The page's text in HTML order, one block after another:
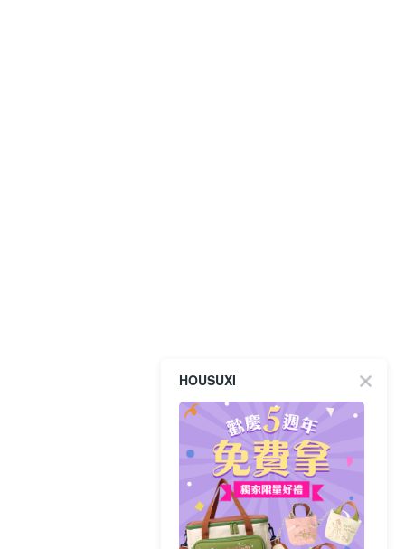
HOUSUXI